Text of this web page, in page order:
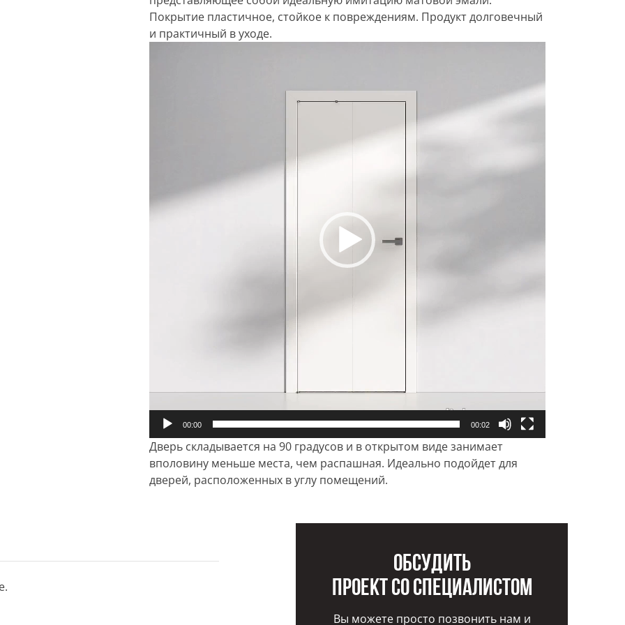
Покрытие пластичное, стойкое к повреждениям. Продукт долговечный
и практичный в уходе.
00:00 00:02
Дверь складывается на 90 градусов и в открытом виде занимает
вполовину меньше места, чем распашная. Идеально подойдет для
дверей, расположенных в углу помещений.
Обсудить
проект со специалистом
Вы можете просто позвонить нам и